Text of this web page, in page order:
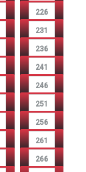
226
231
236
241
246
251
256
261
266